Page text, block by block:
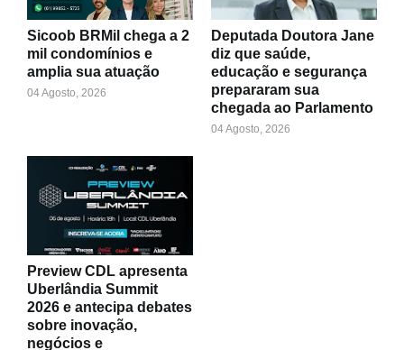
Sicoob BRMil chega a 2
mil condomínios e
amplia sua atuação
04 Agosto, 2026
Deputada Doutora Jane
diz que saúde,
educação e segurança
prepararam sua
chegada ao Parlamento
04 Agosto, 2026
Preview CDL apresenta
Uberlândia Summit
2026 e antecipa debates
sobre inovação,
negócios e